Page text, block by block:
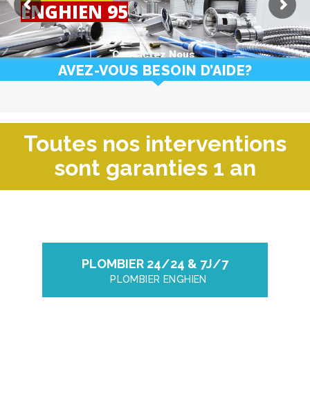
ENGHIEN 95
Contactez Nous
AVEZ-VOUS BESOIN D’AIDE?
Toutes nos interventions
sont garanties 1 an
PLOMBIER 24/24 & 7J/7
PLOMBIER ENGHIEN